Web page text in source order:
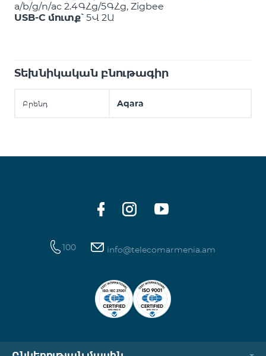
a/b/g/n/ac 2.4ԳՀց/5ԳՀց, Zigbee
USB-C մուտք՝ 5Վ 2Ա
Տեխնիկական բնութագիր
Բրենդ Aqara
100 info@telecomarmenia.am